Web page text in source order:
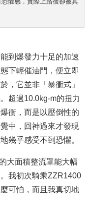
到爆發力十足的加速
下輕催油門，便立即
，它並非 「暴衝式 」
超過10.0kg-m的扭力
爆衝，而是以壓倒性的
中，回神過來才發現
幾乎感受不到恐懼。
大面積整流罩能大幅
我初次騎乘ZZR1400
可怕，而且我真切地